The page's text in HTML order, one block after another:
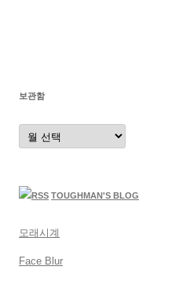
보관함
보
관
함
TOUGHMAN'S BLOG
모래시계
Face Blur